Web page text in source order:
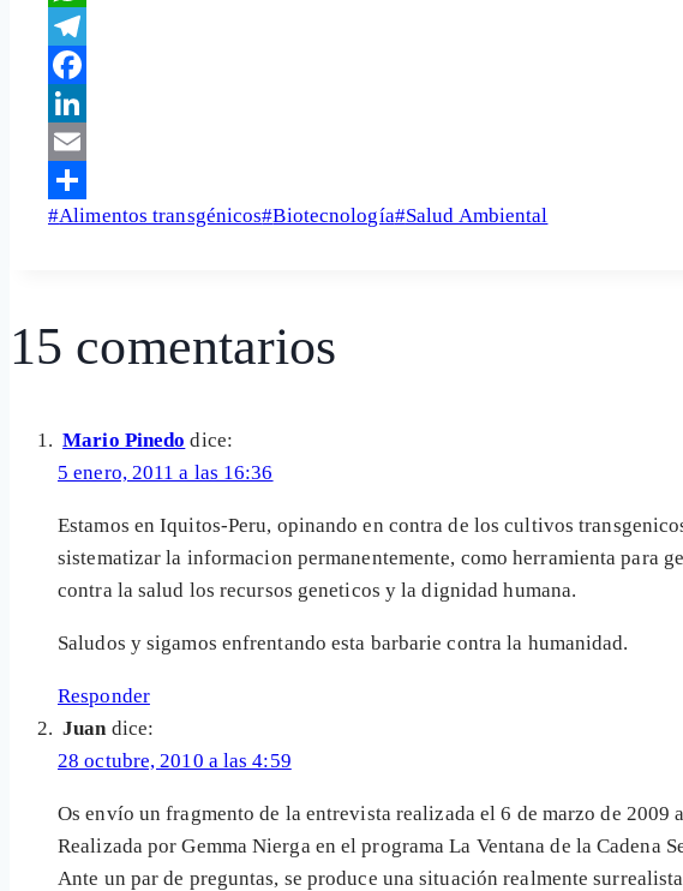
WhatsApp
Telegram
Facebook
LinkedIn
Email
Share
Etiquetas
#Alimentos transgénicos#Biotecnología#Salud Ambiental
15 comentarios
Mario Pinedo dice:
5 enero, 2011 a las 16:36
Estamos en Iquitos-Peru, opinando en contra de los cultivos
sistematizar la informacion permanentemente, como herramienta para
contra la salud los recursos geneticos y la dignidad humana.
Saludos y sigamos enfrentando esta barbarie contra la humanidad.
Responder
Juan dice:
28 octubre, 2010 a las 4:59
Os envío un fragmento de la entrevista realizada el 6 de marzo de
Realizada por Gemma Nierga en el programa La Ventana de la Cadena
Ante un par de preguntas, se produce una situación realmente